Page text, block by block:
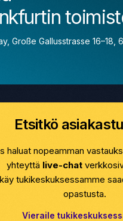
Große Gallusstrasse 16–18,
Etsitkö
haluat nopeamman
yhteyttä live-chat
tukikeskuksessamme
opastusta.
Vieraile